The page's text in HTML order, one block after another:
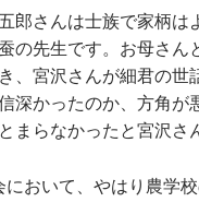
郎さんは士族で家柄は
の先生です。お母さん
、宮沢さんが細君の世
深かったのか、方角が
まらなかったと宮沢さ
おいて、やはり農学